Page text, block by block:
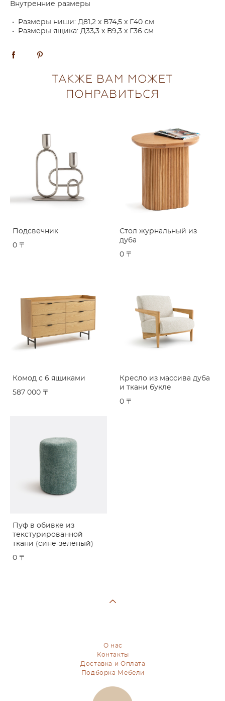
Внутренние размеры
• Размеры ниши: Д81,2 x В74,5 x Г40 см
• Размеры ящика: Д33,3 x В9,3 x Г36 см
ТАКЖЕ ВАМ МОЖЕТ
ПОНРАВИТЬСЯ
Подсвечник
0 〒
Стол журнальный из
дуба
0 〒
Комод с 6 ящиками
587 000 〒
Кресло из массива дуба
и ткани букле
0 〒
Пуф в обивке из
текстурированной
ткани (сине-зеленый)
0 〒
О нас
Контакты
Доставка и Оплата
Подборка Мебели